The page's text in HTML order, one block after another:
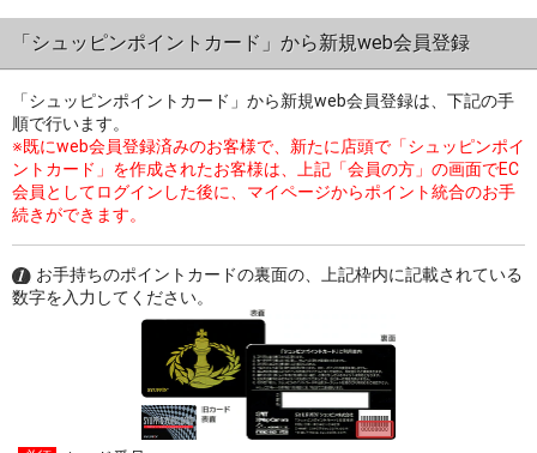
「シュッピンポイントカード」から新規web会員登録
「シュッピンポイントカード」から新規web会員登録は、下記の手
順で行います。
※既にweb会員登録済みのお客様で、新たに店頭で「シュッピンポイ
ントカード」を作成されたお客様は、上記「会員の方」の画面でEC
会員としてログインした後に、マイページからポイント統合のお手
続きができます。
お手持ちのポイントカードの裏面の、上記枠内に記載されている
数字を入力してください。